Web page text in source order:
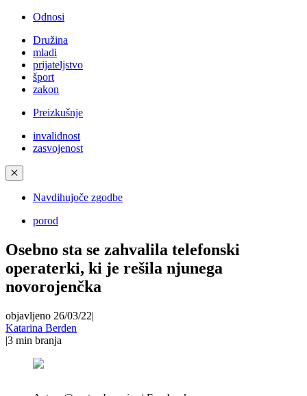
Odnosi
Družina
mladi
prijateljstvo
šport
zakon
Preizkušnje
invalidnost
zasvojenost
✕
Navdihujoče zgodbe
porod
Osebno sta se zahvalila telefonski
operaterki, ki je rešila njunega
novorojenčka
objavljeno 26/03/22|
Katarina Berden
|3 min branja